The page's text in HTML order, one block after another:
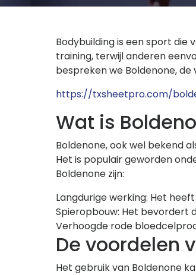
Bodybuilding is een sport
training, terwijl anderen
bespreken we Boldenone,
https://txsheetpro.com/
Wat is
Boldenone, ook wel bekend
Het is populair geworden
Boldenone zijn:
Langdurige werking: Het
Spieropbouw: Het bevordert
Verhoogde rode
De voordelen
Het gebruik van Boldenone